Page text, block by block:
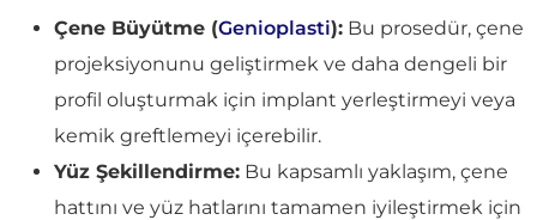
Çene Büyütme (Genioplasti): Bu prosedür, çene
projeksiyonunu geliştirmek ve daha dengeli bir
profil oluşturmak için implant yerleştirmeyi veya
kemik greftlemeyi içerebilir.
Yüz Şekillendirme: Bu kapsamlı yaklaşım, çene
hattını ve yüz hatlarını tamamen iyileştirmek için